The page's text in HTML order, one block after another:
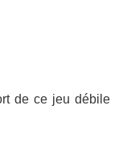
de ce jeu débile